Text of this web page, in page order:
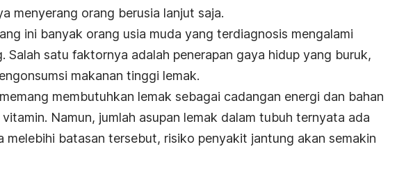
menyerang orang berusia lanjut saja.
ini banyak orang usia muda yang terdiagnosis mengalami
Salah satu faktornya adalah penerapan gaya hidup yang buruk,
makanan tinggi lemak.
membutuhkan lemak sebagai cadangan energi dan bahan
Namun, jumlah asupan lemak dalam tubuh ternyata ada
melebihi batasan tersebut, risiko penyakit jantung akan semakin